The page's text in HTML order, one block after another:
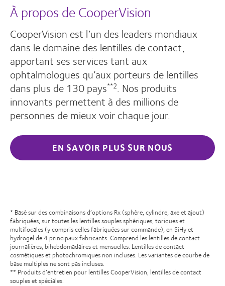
À propos de CooperVision
CooperVision est l’un des leaders mondiaux
dans le domaine des lentilles de contact,
apportant ses services tant aux
ophtalmologues qu’aux porteurs de lentilles
dans plus de 130 pays**2. Nos produits
innovants permettent à des millions de
personnes de mieux voir chaque jour.
EN SAVOIR PLUS SUR NOUS
* Basé sur des combinaisons d’options Rx (sphère, cylindre, axe et ajout)
fabriquées, sur toutes les lentilles souples sphériques, toriques et
multifocales (y compris celles fabriquées sur commande), en SiHy et
hydrogel de 4 principaux fabricants. Comprend les lentilles de contact
journalières, bihebdomadaires et mensuelles. Lentilles de contact
cosmétiques et photochromiques non incluses. Les variantes de courbe de
base multiples ne sont pas incluses.
** Produits d’entretien pour lentilles CooperVision, lentilles de contact
souples et spéciales.